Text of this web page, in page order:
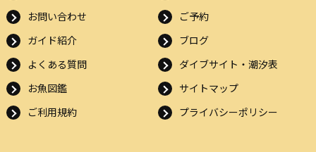
お問い合わせ
ご予約
ガイド紹介
ブログ
よくある質問
ダイブサイト・潮汐表
お魚図鑑
サイトマップ
ご利用規約
プライバシーポリシー